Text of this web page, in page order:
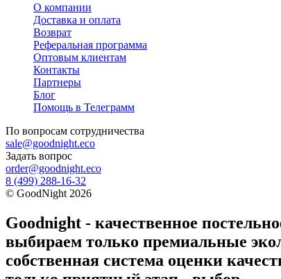
О компании
Доставка и оплата
Возврат
Реферальная программа
Оптовым клиентам
Контакты
Партнеры
Блог
Помощь в Телеграмм
По вопросам сотрудничества
sale@goodnight.eco
Задать вопрос
order@goodnight.eco
8 (499) 288-16-32
© GoodNight 2026
Goodnight - качественное
выбираем только премиальные
собственная система оценки